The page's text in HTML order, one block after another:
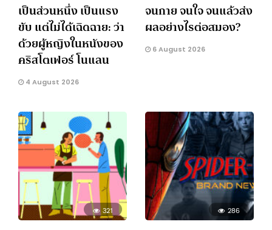
เป็นส่วนหนึ่ง เป็นแรง
ขับ แต่ไม่ได้เฉิดฉาย: ว่า
ด้วยผู้หญิงในหนังของ
คริสโตเฟอร์ โนแลน
4 August 2026
จนกาย จนใจ จนแล้วส่ง
ผลอย่างไรต่อสมอง?
6 August 2026
321 286